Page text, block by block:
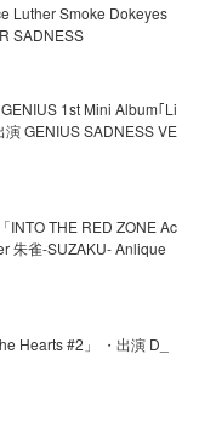
Luther Smoke Dokeyes
SADNESS
1st Mini Album｢Li
GENIUS SADNESS VE
INTO THE RED ZONE Ac
朱雀-SUZAKU- Anlique
Hearts #2」 ・出演 D_